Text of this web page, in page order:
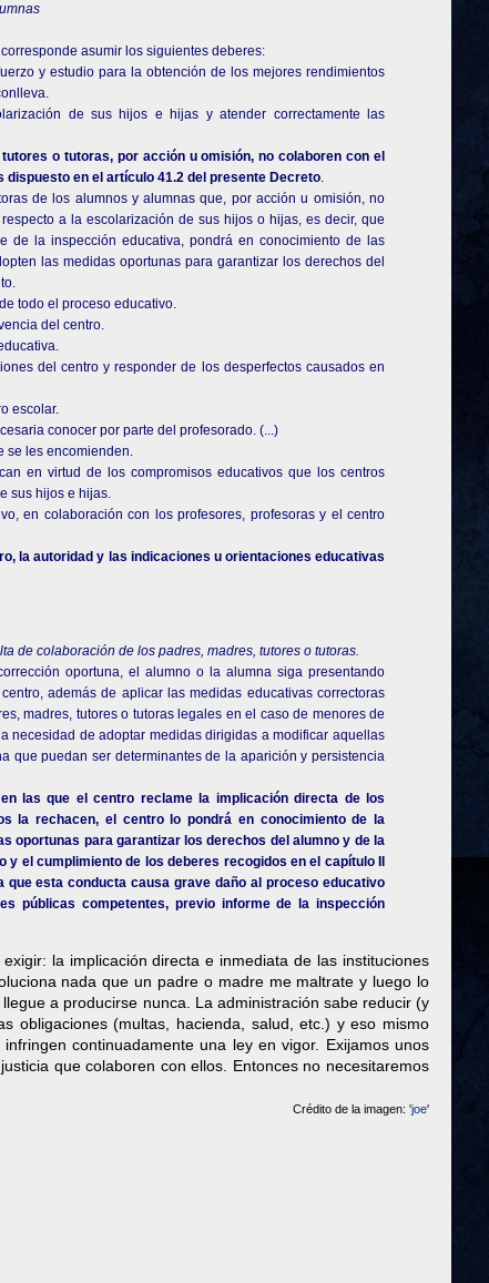
asumir los siguientes deberes:
y estudio para la obtención de los mejores rendimientos
de sus hijos e hijas y atender correctamente las
o tutoras, por acción u omisión, no colaboren con el
en el artículo 41.2 del presente Decreto.
de los alumnos y alumnas que, por acción u omisión, no
a la escolarización de sus hijos o hijas, es decir, que
de la inspección educativa, pondrá en conocimiento de las
las medidas oportunas para garantizar los derechos del
todo el proceso educativo.
del centro.
del centro y responder de los desperfectos causados en
escolar.
conocer por parte del profesorado. (...)
se les encomienden.
en virtud de los compromisos educativos que los centros
sus hijos e hijas.
en colaboración con los profesores, profesoras y el centro
la autoridad y las indicaciones u orientaciones educativas
de colaboración de los padres, madres, tutores o tutoras.
oportuna, el alumno o la alumna siga presentando
además de aplicar las medidas educativas correctoras
madres, tutores o tutoras legales en el caso de menores de
necesidad de adoptar medidas dirigidas a modificar aquellas
que puedan ser determinantes de la aparición y persistencia
las que el centro reclame la implicación directa de los
la rechacen, el centro lo pondrá en conocimiento de la
oportunas para garantizar los derechos del alumno y de la
el cumplimiento de los deberes recogidos en el capítulo II
esta conducta causa grave daño al proceso educativo
públicas competentes, previo informe de la inspección
la implicación directa e inmediata de las instituciones
nada que un padre o madre me maltrate y luego lo
a producirse nunca. La administración sabe reducir (y
obligaciones (multas, hacienda, salud, etc.) y eso mismo
continuadamente una ley en vigor. Exijamos unos
que colaboren con ellos. Entonces no necesitaremos
Crédito de la imagen: 'joe'